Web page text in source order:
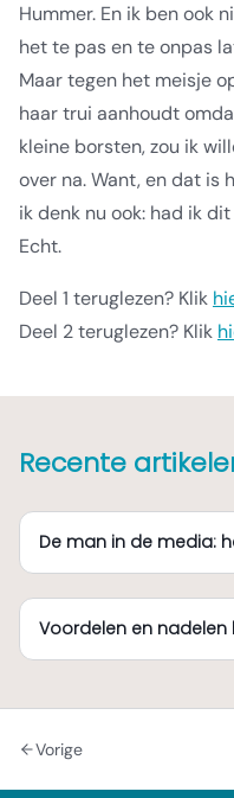
Hummer. En ik ben ook
het te pas en te onpas
Maar tegen het meisje
haar trui aanhoudt
kleine borsten, zou ik
over na. Want, en dat is
ik denk nu ook: had ik
Echt.
Deel 1 teruglezen? Klik
Deel 2 teruglezen? Klik
Recente
De man in de media:
Voordelen en
Vorige